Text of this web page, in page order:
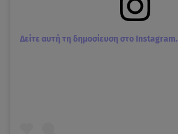
Δείτε αυτή τη δημοσίευση στο Instagram.